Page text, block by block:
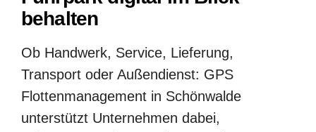
behalten
Ob Handwerk, Service, Lieferung,
Transport oder Außendienst: GPS
Flottenmanagement in Schönwalde
unterstützt Unternehmen dabei,